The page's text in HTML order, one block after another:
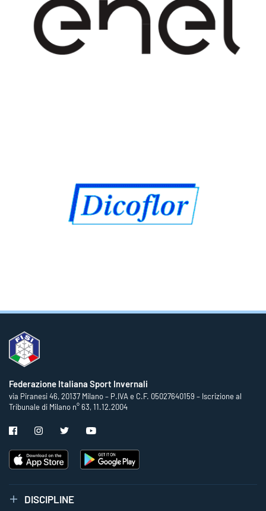
Federazione Italiana Sport Invernali
via Piranesi 46, 20137 Milano – P.IVA e C.F. 05027640159 – Iscrizione al
Tribunale di Milano n° 63, 11.12.2004
DISCIPLINE